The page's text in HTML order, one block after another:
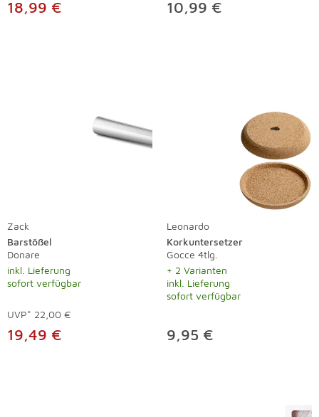
18,99 € 10,99 €
Zack
Barstößel
Donare
inkl. Lieferung
sofort verfügbar
UVP* 22,00 €
19,49 €
Leonardo
Korkuntersetzer
Gocce 4tlg.
+ 2 Varianten
inkl. Lieferung
sofort verfügbar
9,95 €